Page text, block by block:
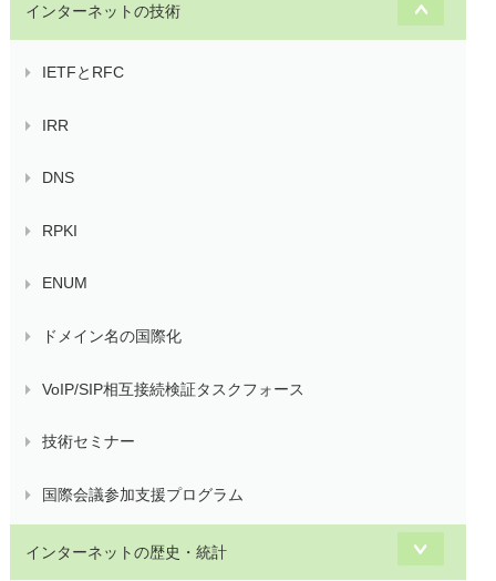
インターネットの技術
IETFとRFC
IRR
DNS
RPKI
ENUM
ドメイン名の国際化
VoIP/SIP相互接続検証タスクフォース
技術セミナー
国際会議参加支援プログラム
インターネットの歴史・統計